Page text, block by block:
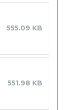
555.09 KB
551.98 KB